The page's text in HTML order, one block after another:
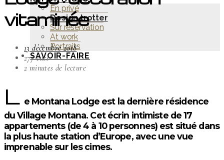
En privé
Design trotter
Sur réservation
At work
Portraits
SAVOIR-FAIRE
vitaminée
13 décembre 2018
277 vues
2 minutes de lecture
L e Montana Lodge est la dernière résidence
du Village Montana. Cet écrin intimiste de 17
appartements (de 4 à 10 personnes) est situé dans
la plus haute station d’Europe, avec une vue
imprenable sur les cimes.